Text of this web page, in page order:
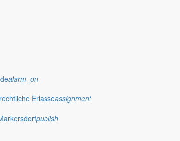
alarm_on
Erlasseassignment
publish
statt.